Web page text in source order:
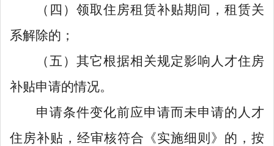
（四）领取住房租赁补贴期间，租赁关
系解除的；
（五）其它根据相关规定影响人才住房
补贴申请的情况。
申请条件变化前应申请而未申请的人才
住房补贴，经审核符合《实施细则》的，按